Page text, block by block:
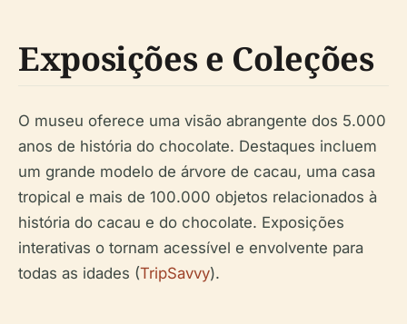
Exposições e Coleções
O museu oferece uma visão abrangente dos 5.000
anos de história do chocolate. Destaques incluem
um grande modelo de árvore de cacau, uma casa
tropical e mais de 100.000 objetos relacionados à
história do cacau e do chocolate. Exposições
interativas o tornam acessível e envolvente para
todas as idades (TripSavvy).